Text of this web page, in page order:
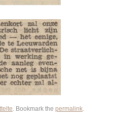
. Bookmark the permalink.